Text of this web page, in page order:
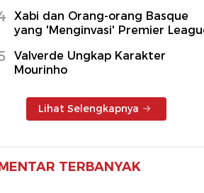
Xabi dan Orang-orang Basque
yang 'Menginvasi' Premier
Valverde Ungkap Karakter
Mourinho
Lihat Selengkapnya
TERBANYAK